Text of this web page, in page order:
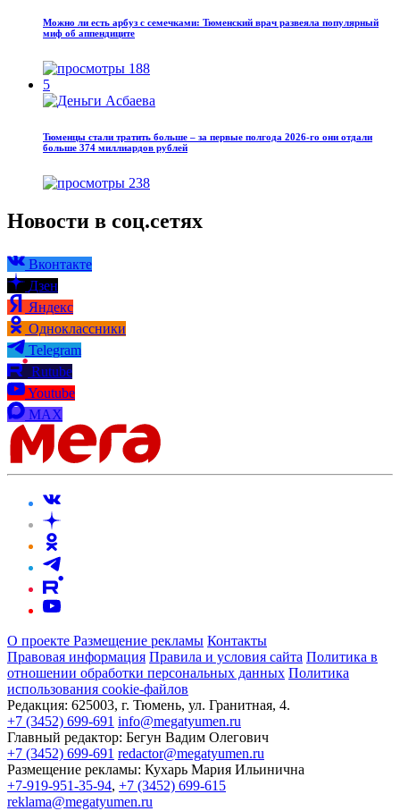
Можно ли есть арбуз с семечками: Тюменский врач развеяла популярный
миф об аппендиците
188
5
Тюменцы стали тратить больше – за первые полгода 2026-го они отдали
больше 374 миллиардов рублей
238
Новости в соц.сетях
Вконтакте
Дзен
Яндекс
Одноклассники
Telegram
Rutube
Youtube
MAX
О проекте Размещение рекламы Контакты
Правовая информация Правила и условия сайта Политика в
отношении обработки персональных данных Политика
использования cookie-файлов
Редакция: 625003, г. Тюмень, ул. Гранитная, 4.
+7 (3452) 699-691 info@megatyumen.ru
Главный редактор: Бегун Вадим Олегович
+7 (3452) 699-691 redactor@megatyumen.ru
Размещение рекламы: Кухарь Мария Ильинична
+7-919-951-35-94, +7 (3452) 699-615
reklama@megatyumen.ru